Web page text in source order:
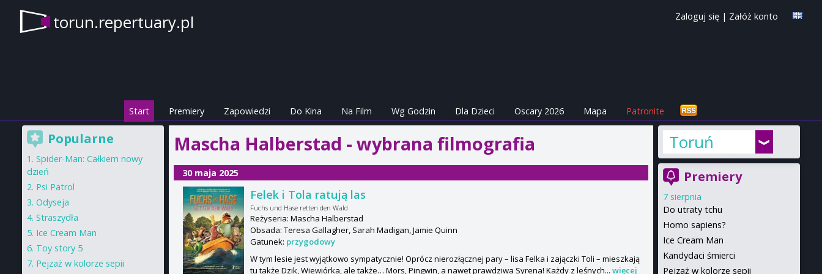
torun.repertuary.pl Zaloguj się | Załóż konto
Start Premiery Zapowiedzi Do Kina Na Film Wg Godzin Dla Dzieci Oscary 2026 Mapa Patronite
Mascha Halberstad - wybrana filmografia
30 maja 2025
Felek i Tola ratują las
Fuchs und Hase retten den Wald
Reżyseria: Mascha Halberstad
Obsada: Teresa Gallagher, Sarah Madigan, Jamie Quinn
Gatunek: przygodowy
W tym lesie jest wyjątkowo sympatycznie! Oprócz nierozłącznej pary – lisa Felka i zajączki Toli – mieszkają
tu także Dzik, Wiewiórka, ale także… Mors, Pingwin, a nawet prawdziwa Syrena! Każdy z leśnych... więcej
Toruń
Premiery
7 sierpnia
Do utraty tchu
Homo sapiens?
Ice Cream Man
Kandydaci śmierci
Pejzaż w kolorze sepii
Popularne
Spider-Man: Całkiem nowy
dzień
Psi Patrol
Odyseja
Straszydła
Ice Cream Man
Toy story 5
Pejzaż w kolorze sepii